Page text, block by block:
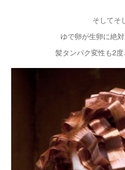
そしてそ
ゆで卵が生卵に絶
髪タンパク変性も2